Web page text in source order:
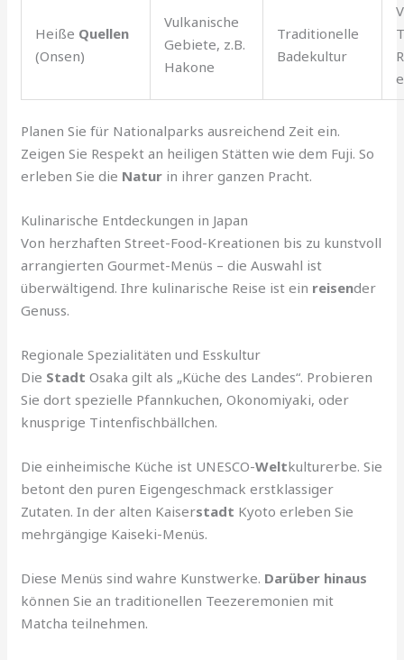
Heiße Quellen
(Onsen)
Vulkanische
Gebiete, z.B.
Hakone
Traditionelle
Badekultur
Planen Sie für Nationalparks ausreichend Zeit ein.
Zeigen Sie Respekt an heiligen Stätten wie dem Fuji. So
erleben Sie die Natur in ihrer ganzen Pracht.
Kulinarische Entdeckungen in Japan
Von herzhaften Street-Food-Kreationen bis zu kunstvoll
arrangierten Gourmet-Menüs – die Auswahl ist
überwältigend. Ihre kulinarische Reise ist ein reisender
Genuss.
Regionale Spezialitäten und Esskultur
Die Stadt Osaka gilt als „Küche des Landes“. Probieren
Sie dort spezielle Pfannkuchen, Okonomiyaki, oder
knusprige Tintenfischbällchen.
Die einheimische Küche ist UNESCO-Weltkulturerbe. Sie
betont den puren Eigengeschmack erstklassiger
Zutaten. In der alten Kaiserstadt Kyoto erleben Sie
mehrgängige Kaiseki-Menüs.
Diese Menüs sind wahre Kunstwerke. Darüber hinaus
können Sie an traditionellen Teezeremonien mit
Matcha teilnehmen.